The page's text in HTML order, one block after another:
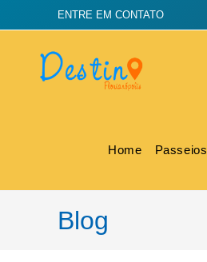
ENTRE EM CONTATO
Home Passeios
Blog